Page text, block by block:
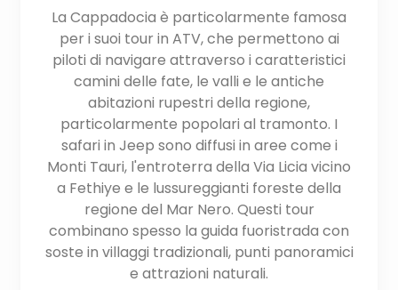
La Cappadocia è particolarmente famosa
per i suoi tour in ATV, che permettono ai
piloti di navigare attraverso i caratteristici
camini delle fate, le valli e le antiche
abitazioni rupestri della regione,
particolarmente popolari al tramonto. I
safari in Jeep sono diffusi in aree come i
Monti Tauri, l'entroterra della Via Licia vicino
a Fethiye e le lussureggianti foreste della
regione del Mar Nero. Questi tour
combinano spesso la guida fuoristrada con
soste in villaggi tradizionali, punti panoramici
e attrazioni naturali.